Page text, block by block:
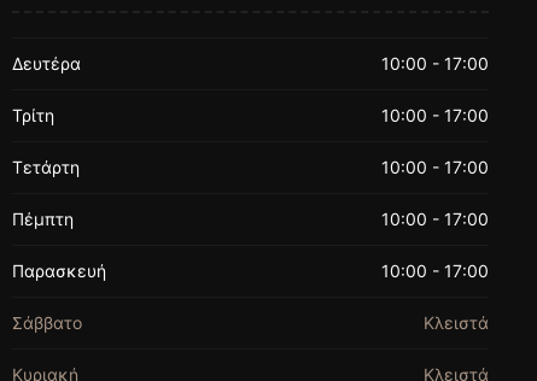
Δευτέρα 10:00 - 17:00
Τρίτη 10:00 - 17:00
Τετάρτη 10:00 - 17:00
Πέμπτη 10:00 - 17:00
Παρασκευή 10:00 - 17:00
Σάββατο Κλειστά
Κυριακή Κλειστά